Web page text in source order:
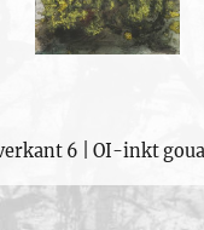
6 | OI-inkt